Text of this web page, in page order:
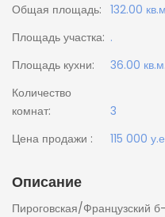
Общая площадь: 132.00
Площадь участка: .
Площадь кухни:
36.00 кв.м.
Количество
комнат:
3
Цена продажи :
115 000
Описание
Пироговская/Французский